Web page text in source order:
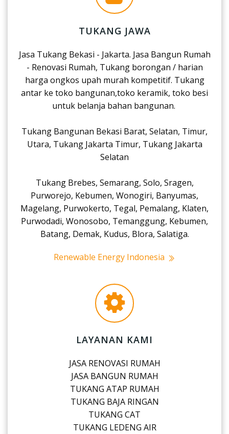
TUKANG JAWA
Jasa Tukang Bekasi - Jakarta. Jasa Bangun Rumah
- Renovasi Rumah, Tukang borongan / harian
harga ongkos upah murah kompetitif. Tukang
antar ke toko bangunan,toko keramik, toko besi
untuk belanja bahan bangunan.
Tukang Bangunan Bekasi Barat, Selatan, Timur,
Utara, Tukang Jakarta Timur, Tukang Jakarta
Selatan
Tukang Brebes, Semarang, Solo, Sragen,
Purworejo, Kebumen, Wonogiri, Banyumas,
Magelang, Purwokerto, Tegal, Pemalang, Klaten,
Purwodadi, Wonosobo, Temanggung, Kebumen,
Batang, Demak, Kudus, Blora, Salatiga.
Renewable Energy Indonesia
LAYANAN KAMI
JASA RENOVASI RUMAH
JASA BANGUN RUMAH
TUKANG ATAP RUMAH
TUKANG BAJA RINGAN
TUKANG CAT
TUKANG LEDENG AIR